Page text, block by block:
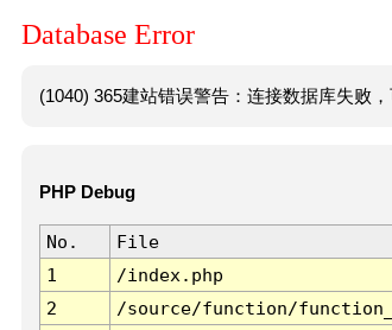
Database Error
(1040) 365建站错误警告：连接数据库失败
PHP Debug
No. File
1
/index.php
2
/source/function/